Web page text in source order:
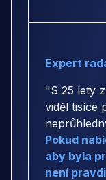
Expert
"S 25 lety
viděl tisíce
Pokud
aby byla
není